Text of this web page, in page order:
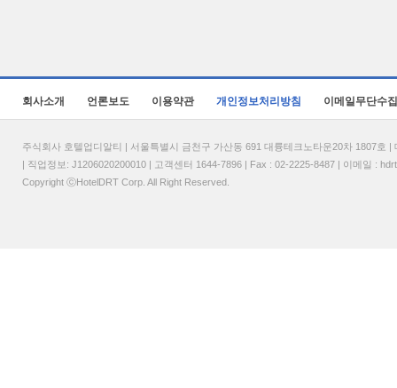
회사소개 언론보도 이용약관 개인정보처리방침 이메일무단수
주식회사 호텔업디알티 | 서울특별시 금천구 가산동 691 대륭테크노타운20차 1807
| 직업정보: J1206020200010 | 고객센터 1644-7896 | Fax : 02-2225-8487 | 이메일 :
Copyright ⓒHotelDRT Corp. All Right Reserved.